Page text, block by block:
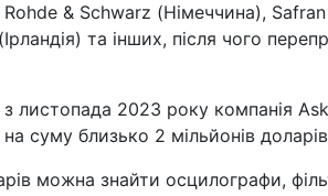
Rohde & Schwarz (Німеччина),
та інших, після чого
листопада 2023 року компанія
суму близько 2 мільйонів
можна знайти осцилографи,